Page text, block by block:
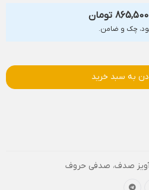
865,500 تومان
به سبد خرید
صدف، صدفی حروف